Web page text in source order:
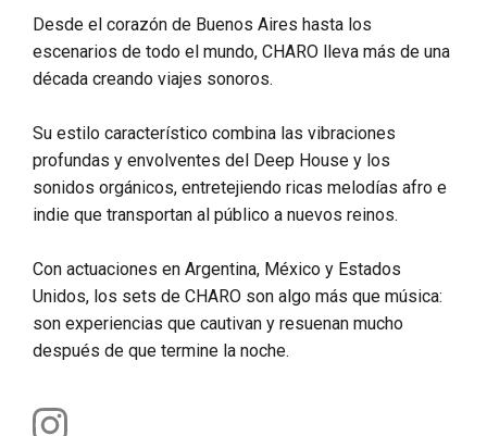
Desde el corazón de Buenos Aires hasta los
escenarios de todo el mundo, CHARO lleva más de una
década creando viajes sonoros.
Su estilo característico combina las vibraciones
profundas y envolventes del Deep House y los
sonidos orgánicos, entretejiendo ricas melodías afro e
indie que transportan al público a nuevos reinos.
Con actuaciones en Argentina, México y Estados
Unidos, los sets de CHARO son algo más que música:
son experiencias que cautivan y resuenan mucho
después de que termine la noche.